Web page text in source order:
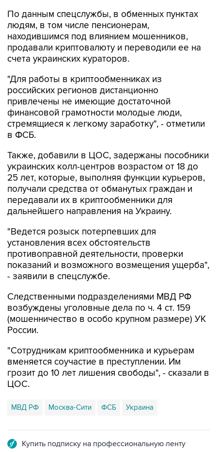
По данным спецслужбы, в обменных пунктах
людям, в том числе пенсионерам,
находившимся под влиянием мошенников,
продавали криптовалюту и переводили ее на
счета украинских кураторов.
"Для работы в криптообменниках из
российских регионов дистанционно
привлечены не имеющие достаточной
финансовой грамотности молодые люди,
стремящиеся к легкому заработку", - отметили
в ФСБ.
Также, добавили в ЦОС, задержаны пособники
украинских колл-центров возрастом от 18 до
25 лет, которые, выполняя функции курьеров,
получали средства от обманутых граждан и
передавали их в криптообменники для
дальнейшего направления на Украину.
"Ведется розыск потерпевших для
установления всех обстоятельств
противоправной деятельности, проверки
показаний и возможного возмещения ущерба",
- заявили в спецслужбе.
Следственными подразделениями МВД РФ
возбуждены уголовные дела по ч. 4 ст. 159
(мошенничество в особо крупном размере) УК
России.
"Сотрудникам криптообменника и курьерам
вменяется соучастие в преступлении. Им
грозит до 10 лет лишения свободы", - сказали в
ЦОС.
МВД РФ Москва-Сити ФСБ Украина
Купить подписку на профессиональную ленту